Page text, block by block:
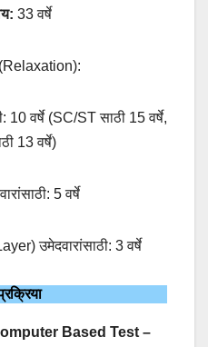
33 वर्षे
:
10 वर्षे (SC/ST साठी 15 वर्षे,
13 वर्षे)
5 वर्षे
उमेदवारांसाठी: 3 वर्षे
Based Test –